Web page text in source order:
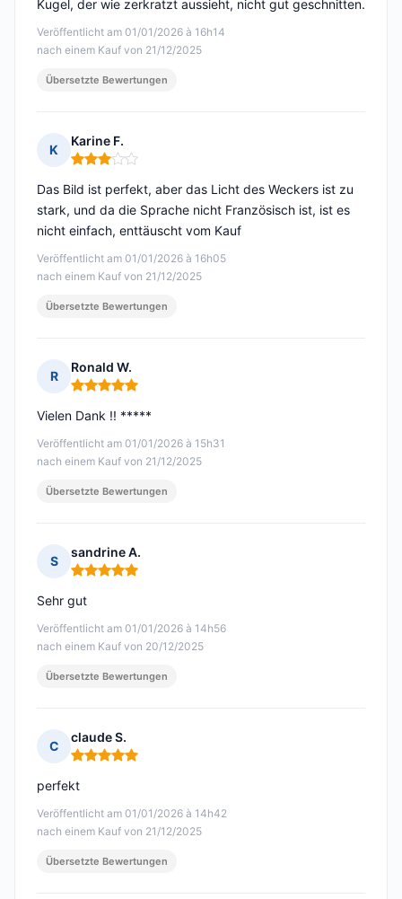
Veröffentlicht am 01/01/2026 à 16h14
nach einem Kauf von 21/12/2025
Kugel, der wie zerkratzt aussieht, nicht gut geschnitten.
Übersetzte Bewertungen
K
Karine F.
Hinweis: 3 von 5
Veröffentlicht am 01/01/2026 à 16h05
nach einem Kauf von 21/12/2025
Das Bild ist perfekt, aber das Licht des Weckers ist zu
stark, und da die Sprache nicht Französisch ist, ist es
nicht einfach, enttäuscht vom Kauf
Übersetzte Bewertungen
R
Ronald W.
Hinweis: 5 von 5
Veröffentlicht am 01/01/2026 à 15h31
nach einem Kauf von 21/12/2025
Vielen Dank !! *****
Übersetzte Bewertungen
S
sandrine A.
Hinweis: 5 von 5
Veröffentlicht am 01/01/2026 à 14h56
nach einem Kauf von 20/12/2025
Sehr gut
Übersetzte Bewertungen
C
claude S.
Hinweis: 5 von 5
Veröffentlicht am 01/01/2026 à 14h42
nach einem Kauf von 21/12/2025
perfekt
Übersetzte Bewertungen